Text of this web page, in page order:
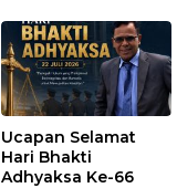
Penegakan Hukum
Ucapan Selamat
Hari Bhakti
Adhyaksa Ke-66